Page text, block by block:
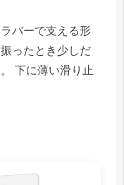
バーで支える形
ったとき少しだ
下に薄い滑り止